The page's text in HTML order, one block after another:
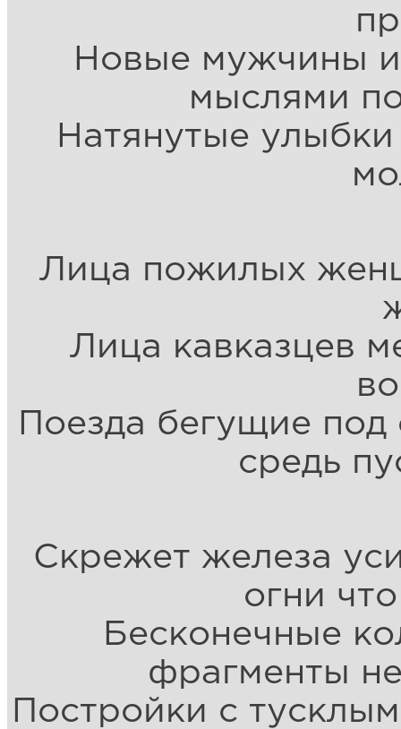
Новые мужчины
мыслями
Натянутые
Лица пожилых
Лица кавказцев
Поезда бегущие
средь
Скрежет железа
огни
Бесконечные
фрагменты
Постройки с